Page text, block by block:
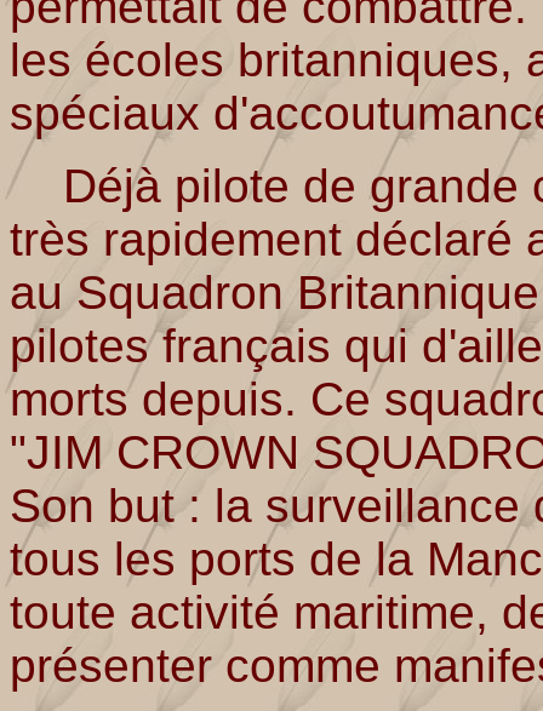
les écoles britanniques,
spéciaux
Déjà pilote de grande
très rapidement déclaré
au Squadron
pilotes français qui
morts depuis. Ce
"JIM CROWN
Son but : la surveillance
tous les ports de la
toute activité maritime,
présenter comme